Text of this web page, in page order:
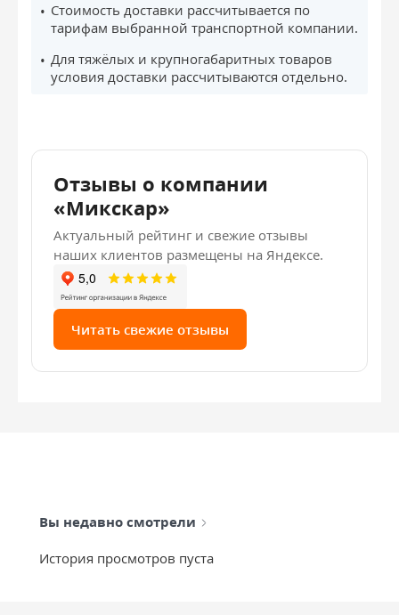
Стоимость доставки рассчитывается по
тарифам выбранной транспортной компании.
Для тяжёлых и крупногабаритных товаров
условия доставки рассчитываются отдельно.
Отзывы о компании
«Микскар»
Актуальный рейтинг и свежие отзывы
наших клиентов размещены на Яндексе.
Читать свежие отзывы
Вы недавно смотрели
История просмотров пуста